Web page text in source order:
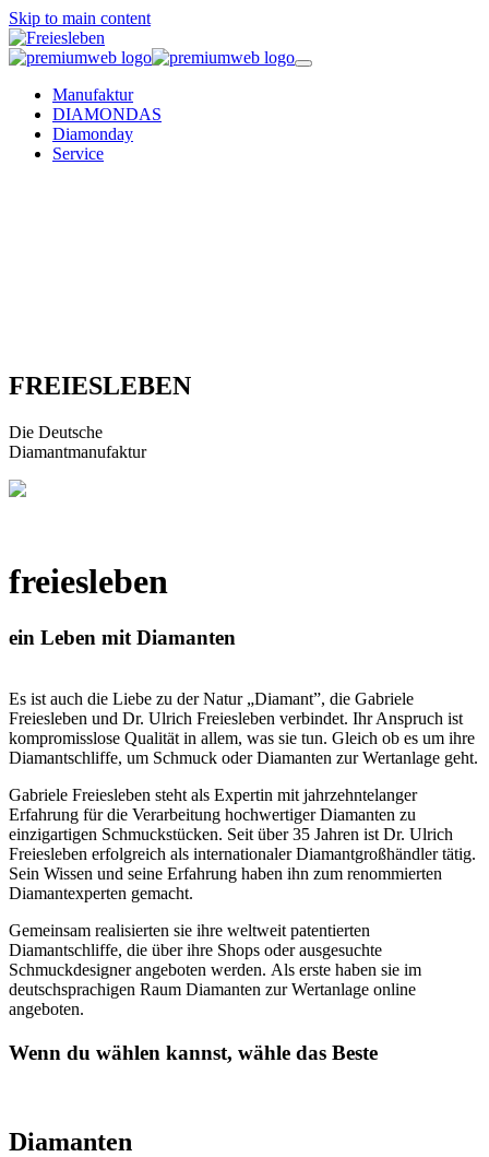
Skip to main content
Manufaktur
DIAMONDAS
Diamonday
Service
FREIESLEBEN
Die Deutsche
Diamantmanufaktur
freiesleben
ein Leben mit Diamanten
Es ist auch die Liebe zu der Natur „Diamant”, die Gabriele
Freiesleben und Dr. Ulrich Freiesleben verbindet. Ihr Anspruch ist
kompromisslose Qualität in allem, was sie tun. Gleich ob es um ihre
Diamantschliffe, um Schmuck oder Diamanten zur Wertanlage geht.
Gabriele Freiesleben steht als Expertin mit jahrzehntelanger
Erfahrung für die Verarbeitung hochwertiger Diamanten zu
einzigartigen Schmuckstücken. Seit über 35 Jahren ist Dr. Ulrich
Freiesleben erfolgreich als internationaler Diamantgroßhändler tätig.
Sein Wissen und seine Erfahrung haben ihn zum renommierten
Diamantexperten gemacht.
Gemeinsam realisierten sie ihre weltweit patentierten
Diamantschliffe, die über ihre Shops oder ausgesuchte
Schmuckdesigner angeboten werden. Als erste haben sie im
deutschsprachigen Raum Diamanten zur Wertanlage online
angeboten.
Wenn du wählen kannst, wähle das Beste
Diamanten